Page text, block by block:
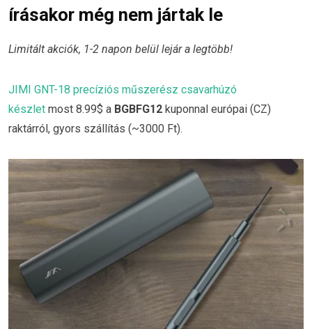
írásakor még nem jártak le
Limitált akciók, 1-2 napon belül lejár a legtöbb!
JIMI GNT-18 precíziós műszerész csavarhúzó
készlet most 8.99$ a BGBFG12 kuponnal európai (CZ)
raktárról, gyors szállítás (~3000 Ft).